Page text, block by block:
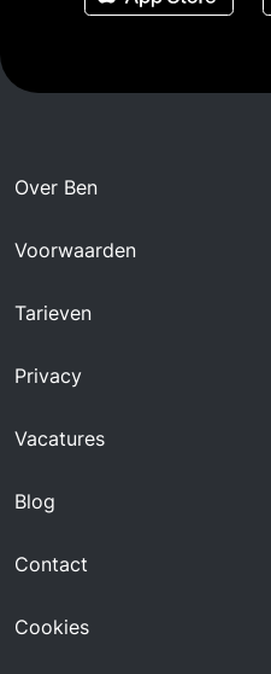
Over Ben
Voorwaarden
Tarieven
Privacy
Vacatures
Blog
Contact
Cookies